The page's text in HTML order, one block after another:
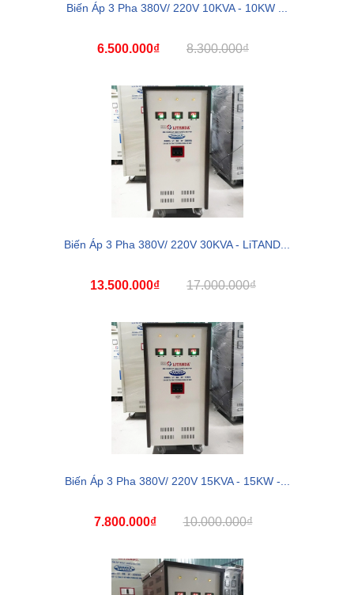
Biến Áp 3 Pha 380V/ 220V 10KVA - 10KW ...
6.500.000₫ 8.300.000₫
Biến Áp 3 Pha 380V/ 220V 30KVA - LiTAND...
13.500.000₫ 17.000.000₫
Biến Áp 3 Pha 380V/ 220V 15KVA - 15KW -...
7.800.000₫ 10.000.000₫